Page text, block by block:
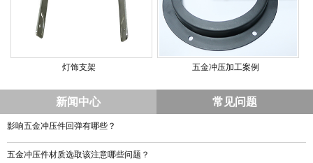
灯饰支架 五金冲压加工案例
新闻中心 常见问题
影响五金冲压件回弹有哪些？
五金冲压件材质选取该注意哪些问题？